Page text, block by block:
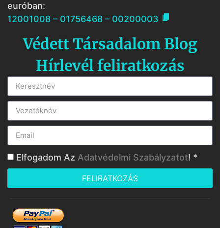
euróban:
12001008 – 01756468 – 00200003 
Védett Társadalom Blog
Hírlevél feliratkozás
Elfogadom Az Adatvédelmi Szabályzatot! *
FELIRATKOZÁS